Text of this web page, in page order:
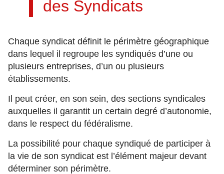
des Syndicats
Chaque syndicat définit le périmètre géographique
dans lequel il regroupe les syndiqués d’une ou
plusieurs entreprises, d’un ou plusieurs
établissements.
Il peut créer, en son sein, des sections syndicales
auxquelles il garantit un certain degré d’autonomie,
dans le respect du fédéralisme.
La possibilité pour chaque syndiqué de participer à
la vie de son syndicat est l’élément majeur devant
déterminer son périmètre.